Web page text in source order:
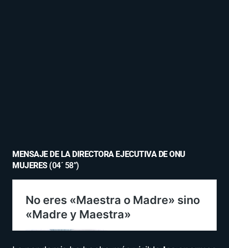
MENSAJE DE LA DIRECTORA EJECUTIVA DE ONU
MUJERES (04´ 58”)